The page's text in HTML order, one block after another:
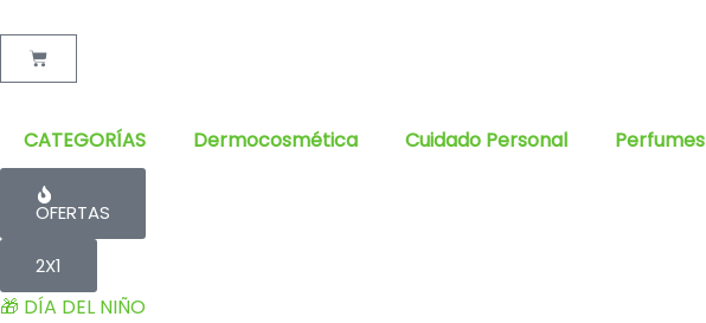
Cart
CATEGORÍAS Dermocosmética Cuidado Personal Perfumes
OFERTAS
2X1
🎁 DÍA DEL NIÑO